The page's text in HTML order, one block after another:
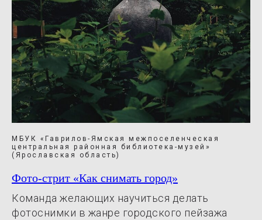
МБУК «Гаврилов-Ямская межпоселенческая
центральная районная библиотека-музей»
(Ярославская область)
Фото-стрит «Как снимать город»
Команда желающих научиться делать
фотоснимки в жанре городского пейзажа